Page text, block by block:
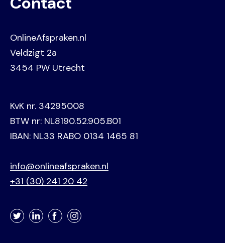
OnlineAfspraken.nl
Veldzigt 2a
3454 PW Utrecht
KvK nr. 34295008
BTW nr: NL8190.52.905.B01
IBAN: NL33 RABO 0134 1465 81
info@onlineafspraken.nl
+31 (30) 241 20 42
TwitterLinkedInFacebookInstagram